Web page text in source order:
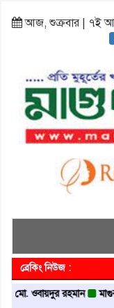
আজ, শুক্রবার | ৭ই
ব্রেকিং নিউজ :
রহমান মাগুরায় জুলাই